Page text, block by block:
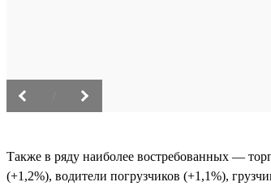
Также в ряду наиболее востребованных —
(+1,2%), водители погрузчиков (+1,1%),